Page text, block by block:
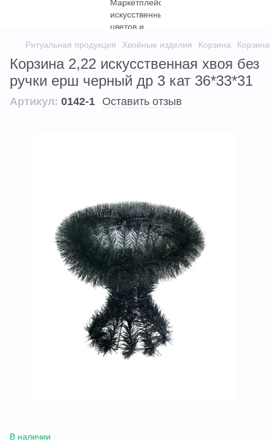
Ритуальная продукция Хвойные изделия Корзина
Корзина 2,22 искусственная хвоя без
ручки ерш черный др 3 кат 36*33*31
Артикул: 0142-1 Оставить отзыв
В наличии